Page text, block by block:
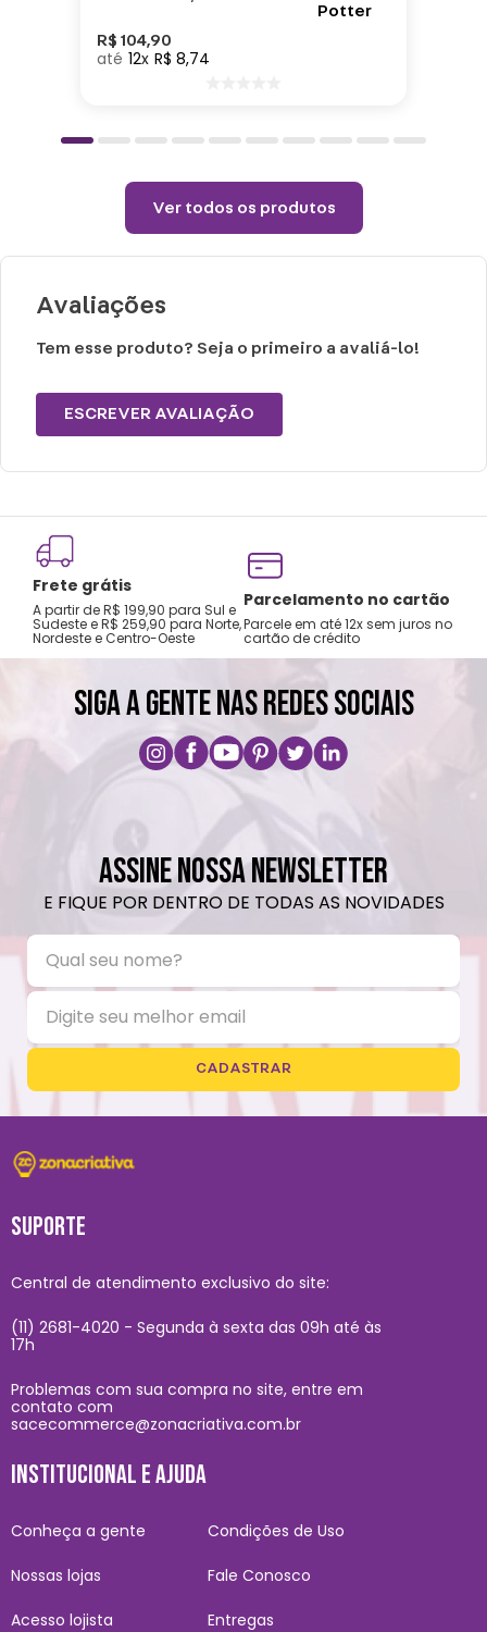
Material: Cerâmica
Não utilizar produtos abrasivos.
R$ 104,90
12 R$ 8,74
Ver todos os produtos
Avaliações
Tem esse produto? Seja o primeiro a avaliá-lo!
ESCREVER AVALIAÇÃO
Frete grátis
A partir de R$ 199,90 para Sul e
Sudeste e R$ 259,90 para Norte,
Nordeste e Centro-Oeste
Parcelamento no cartão
Parcele em até 12x sem juros no
cartão de crédito
SIGA A GENTE NAS REDES SOCIAIS
ASSINE NOSSA NEWSLETTER
E FIQUE POR DENTRO DE TODAS AS NOVIDADES
CADASTRAR
SUPORTE
Central de atendimento exclusivo do site:
(11) 2681-4020 - Segunda à sexta das 09h até às
17h
Problemas com sua compra no site, entre em
contato com
sacecommerce@zonacriativa.com.br
INSTITUCIONAL E AJUDA
Conheça a gente
Nossas lojas
Acesso lojista
Condições de Uso
Fale Conosco
Entregas